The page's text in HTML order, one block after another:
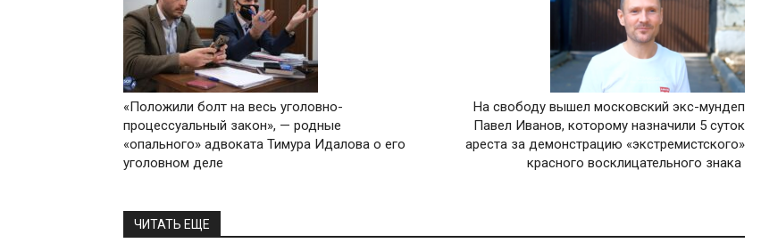
«Положили болт на весь уголовно-
процессуальный закон», — родные
«опального» адвоката Тимура Идалова о его
уголовном деле
На свободу вышел московский экс-мундеп
Павел Иванов, которому назначили 5 суток
ареста за демонстрацию «экстремистского»
красного восклицательного знака
ЧИТАТЬ ЕЩЕ